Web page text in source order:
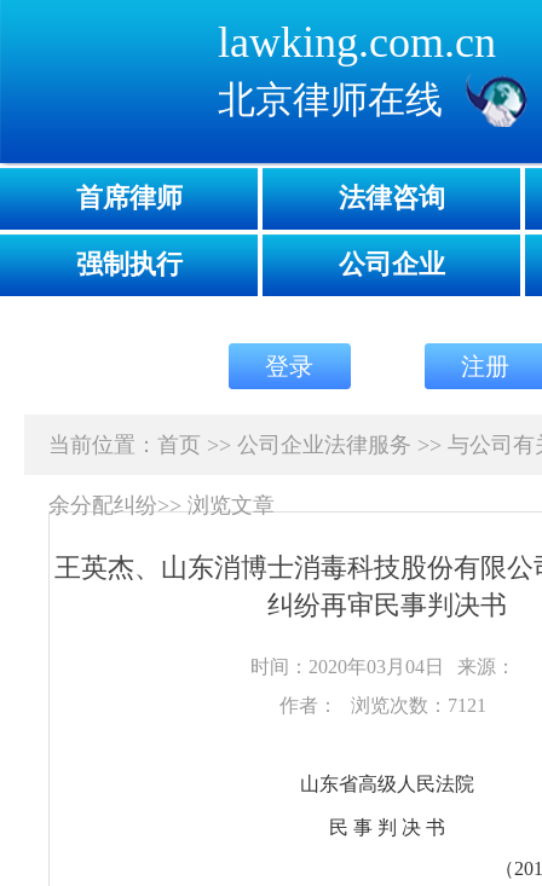
lawking.com.cn
北京律师在线
首席律师 法律咨询
强制执行 公司企业
登录 注册
当前位置： 首页 >> 公司企业法律服务 >> 与公司有
余分配纠纷>>浏览文章
王英杰、山东消博士消毒科技股份有限
纠纷再审民事判决书
时间：2020年03月04日
来源：
作者：
浏览次数：7121
山东省高级人民法院
民 事 判 决 书
（